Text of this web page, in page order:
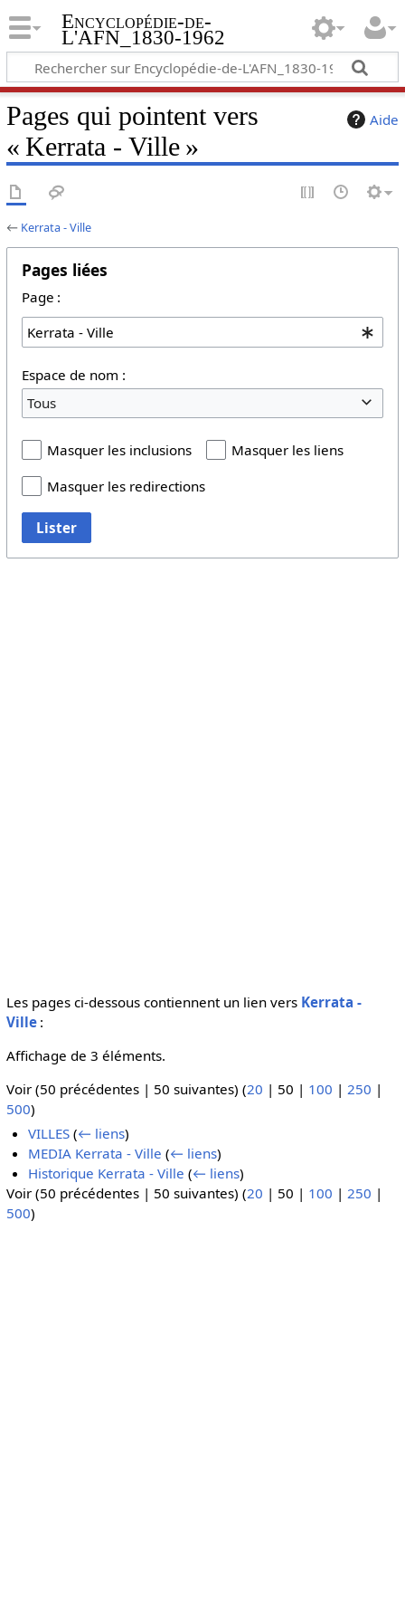
Encyclopédie-de-
L'AFN_1830-1962
Aide
Pages qui pointent vers
« Kerrata - Ville »
← Kerrata - Ville
Pages liées
Page :
Espace de nom :
Tous
Masquer les inclusions
Masquer les liens
Masquer les redirections
Lister
Les pages ci-dessous contiennent un lien vers Kerrata -
Ville:
Affichage de 3 éléments.
Voir (50 précédentes| 50 suivantes) (20 | 50 | 100 | 250 |
500)
VILLES (← liens)
MEDIA Kerrata - Ville (← liens)
Historique Kerrata - Ville (← liens)
Voir (50 précédentes| 50 suivantes) (20 | 50 | 100 | 250 |
500)